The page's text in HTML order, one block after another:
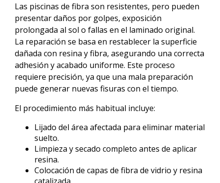
Las piscinas de fibra son resistentes, pero pueden
presentar daños por golpes, exposición
prolongada al sol o fallas en el laminado original.
La reparación se basa en restablecer la superficie
dañada con resina y fibra, asegurando una correcta
adhesión y acabado uniforme. Este proceso
requiere precisión, ya que una mala preparación
puede generar nuevas fisuras con el tiempo.
El procedimiento más habitual incluye:
Lijado del área afectada para eliminar material
suelto.
Limpieza y secado completo antes de aplicar
resina.
Colocación de capas de fibra de vidrio y resina